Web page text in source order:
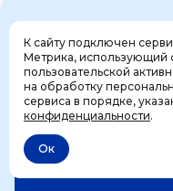
К сайту подключен
Метрика, использующий
пользовательской
на обработку
сервиса в порядке,
конфиденциальности.
Ок
4 шага
1 шаг